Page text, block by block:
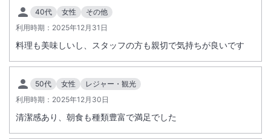
40代 女性
その他
利用時期： 2025年12月31日
料理も美味しいし、スタッフの方も親切で気持ちが良いです
50代 女性
レジャー・観光
利用時期： 2025年12月30日
清潔感あり、朝食も種類豊富で満足でした